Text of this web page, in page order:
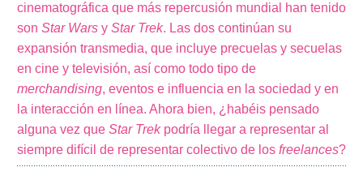
cinematográfica que más repercusión mundial han tenido
son Star Wars y Star Trek. Las dos continúan su
expansión transmedia, que incluye precuelas y secuelas
en cine y televisión, así como todo tipo de
merchandising, eventos e influencia en la sociedad y en
la interacción en línea. Ahora bien, ¿habéis pensado
alguna vez que Star Trekpodría llegar a representar al
siempre difícil de representar colectivo de los freelances?